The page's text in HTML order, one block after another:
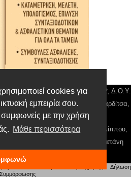
cookies για
εμπειρία σου.
με την χρήση
Μάθε περισσότερα
Orion Media, ΑΦΜ: 043750542, Δ.Ο.Υ:
Δ/νση: Διάκου 10 τ.κ 43132 Καρδίτσα,
email:news@karditsanews.gr.
και Διαχειριστής: Παναγιώτης Φιλίππου,
Διευθύντιρα Σύνταξης: Μπαλαμπάνη
Δήλωση
Συμμόρφωσης